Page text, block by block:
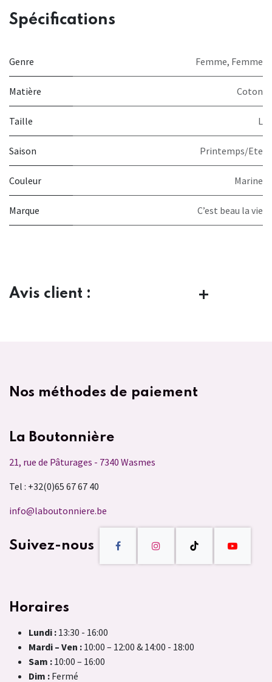
Spécifications
Genre Femme, Femme
Matière Coton
Taille L
Saison Printemps/Ete
Couleur Marine
Marque C’est beau la vie
Avis client :
Nos méthodes de paiement
La Boutonnière
21, rue de Pâturages - 7340 Wasmes
Tel : +32(0)65 67 67 40
info@laboutonniere.be
Suivez-nous
Horaires
Lundi : 13:30 - 16:00
Mardi – Ven : 10:00 – 12:00 & 14:00 - 18:00
Sam : 10:00 – 16:00
Dim : Fermé